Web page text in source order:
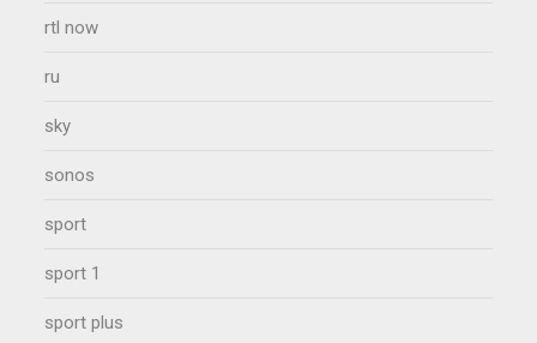
rtl now
ru
sky
sonos
sport
sport 1
sport plus